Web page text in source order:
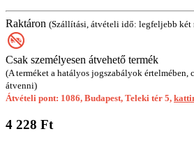
Raktáron (Szállítási, átvételi idő: legfeljebb két
Csak személyesen átvehető termék
(A terméket a hatályos jogszabályok értelmében,
átvenni)
Átvételi pont: 1086, Budapest, Teleki tér 5,
4 228 Ft